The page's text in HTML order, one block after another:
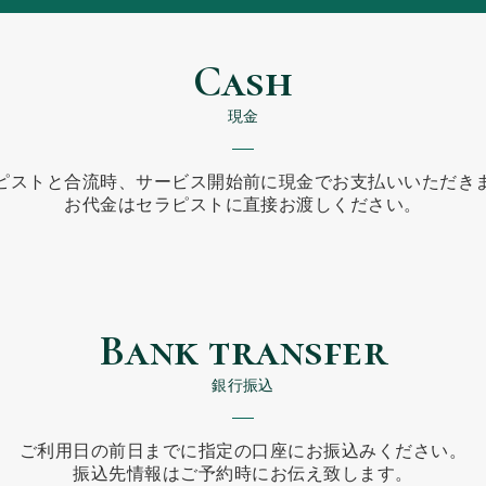
Cash
現金
ストと合流時、サービス開始前に現金でお支払いいただき
お代金はセラピストに直接お渡しください。
Bank transfer
銀行振込
ご利用日の前日までに指定の口座にお振込みください。
振込先情報はご予約時にお伝え致します。